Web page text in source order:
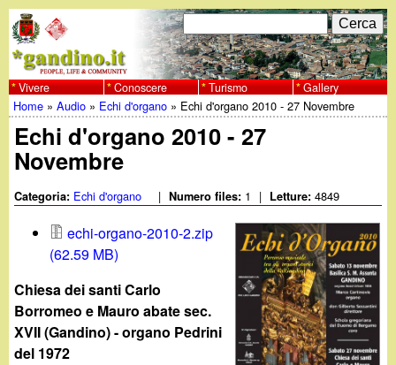
al
contenuto
principale
w
w
w
a
n
F
o
r
m
i
r
c
C
e
r
c
a
Vivere Conoscere Turismo Gallery
Tu
sei
qui
Home »Audio » Echi d'organo » Echi d'organo 2010 - 27 Novembre
Echi d'organo 2010 - 27
Novembre
Categoria: Echi d'organo | Numero files: 1 | Letture:4849
echi-organo-2010-2.zip
(62.59 MB)
Chiesa dei santi Carlo
Borromeo e Mauro abate sec.
XVII (Gandino) - organo Pedrini
del 1972